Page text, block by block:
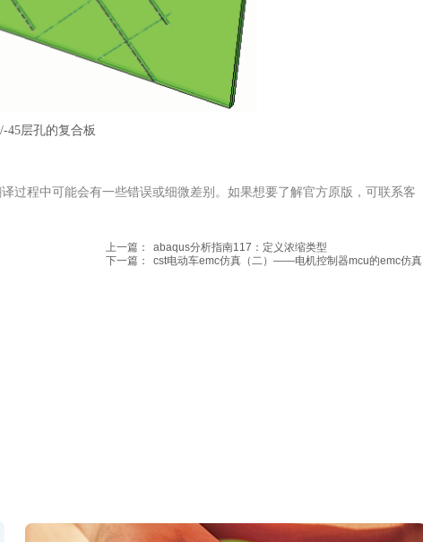
45层孔的复合板
过程中可能会有一些错误或细微差别。 如果想要了解官方原版，可联系客
上一篇：
abaqus分析指南117：定义浓缩类型
下一篇：
cst电动车emc仿真（二）——电机控制器mcu的emc仿真